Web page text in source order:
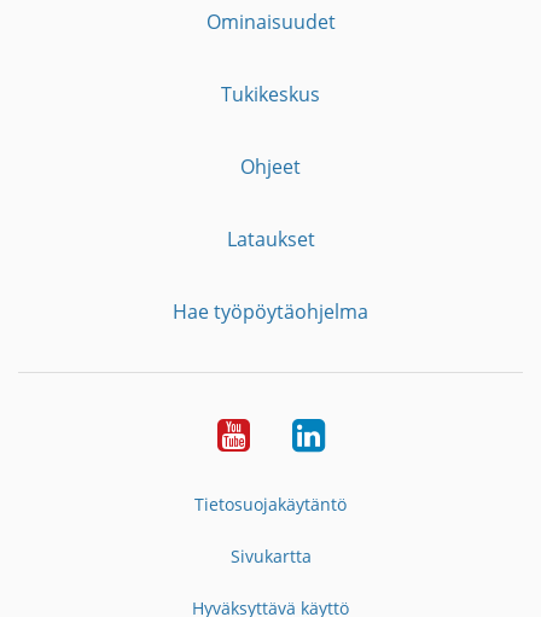
Ominaisuudet
Tukikeskus
Ohjeet
Lataukset
Hae työpöytäohjelma
YouTubeLinkedIn
Tietosuojakäytäntö
Sivukartta
Hyväksyttävä käyttö